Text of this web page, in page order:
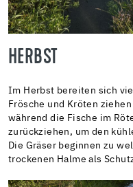
HERBST
Im Herbst bereiten sich
Frösche und Kröten
während die Fische im
zurückziehen, um den
Die Gräser beginnen zu
trockenen Halme als